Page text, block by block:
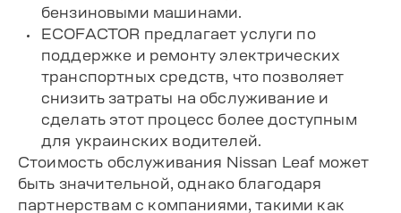
бензиновыми машинами.
ECOFACTOR предлагает услуги по
поддержке и ремонту электрических
транспортных средств, что позволяет
снизить затраты на обслуживание и
сделать этот процесс более доступным
для украинских водителей.
Стоимость обслуживания Nissan Leaf может
быть значительной, однако благодаря
партнерствам с компаниями, такими как